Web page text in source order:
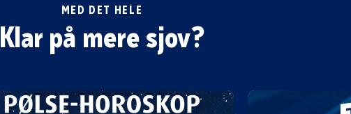
MED DET HELE
Klar på mere sjov?